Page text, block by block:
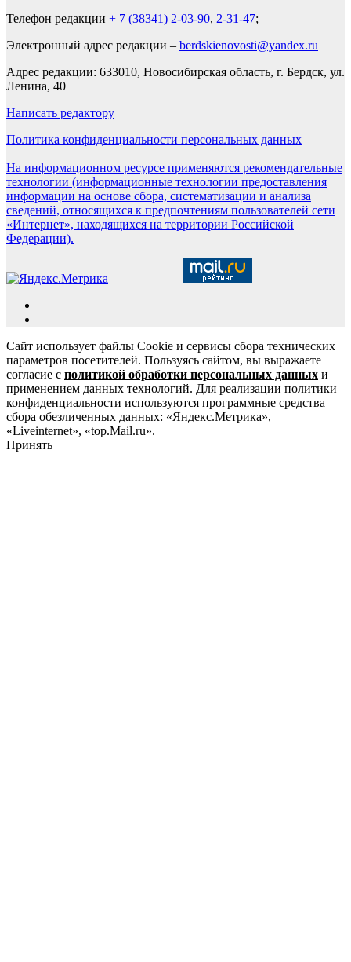
Телефон редакции + 7 (38341) 2-03-90, 2-31-47;
Электронный адрес редакции – berdskienovosti@yandex.ru
Адрес редакции: 633010, Новосибирская область, г. Бердск, ул.
Ленина, 40
Написать редактору
Политика конфиденциальности персональных данных
На информационном ресурсе применяются рекомендательные
технологии (информационные технологии предоставления
информации на основе сбора, систематизации и анализа
сведений, относящихся к предпочтениям пользователей сети
«Интернет», находящихся на территории Российской
Федерации).
Сайт использует файлы Cookie и сервисы сбора технических
параметров посетителей. Пользуясь сайтом, вы выражаете
согласие с политикой обработки персональных данных и
применением данных технологий. Для реализации политики
конфиденциальности используются программные средства
сбора обезличенных данных: «Яндекс.Метрика»,
«Liveinternet», «top.Mail.ru».
Принять